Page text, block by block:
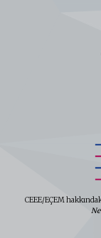
CEEE/EÇEM